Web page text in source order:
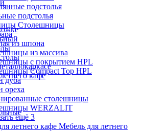
подстолья
подстолья
Столешницы
из шпона
из массива
с покрытием HPL
Сompact Top HPL
дуба
столешницы
WERZALIT
ещё 3
Мебель для летнего
кафе